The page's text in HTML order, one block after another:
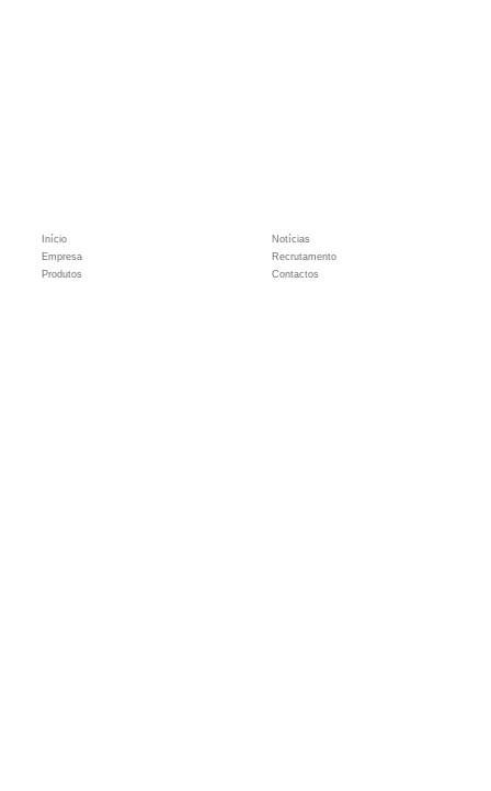
Início
Empresa
Produtos
Notícias
Recrutamento
Contactos